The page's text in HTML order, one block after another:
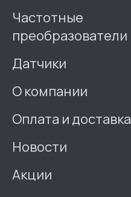
Частотные
преобразователи
Датчики
О компании
Оплата и доставка
Новости
Акции